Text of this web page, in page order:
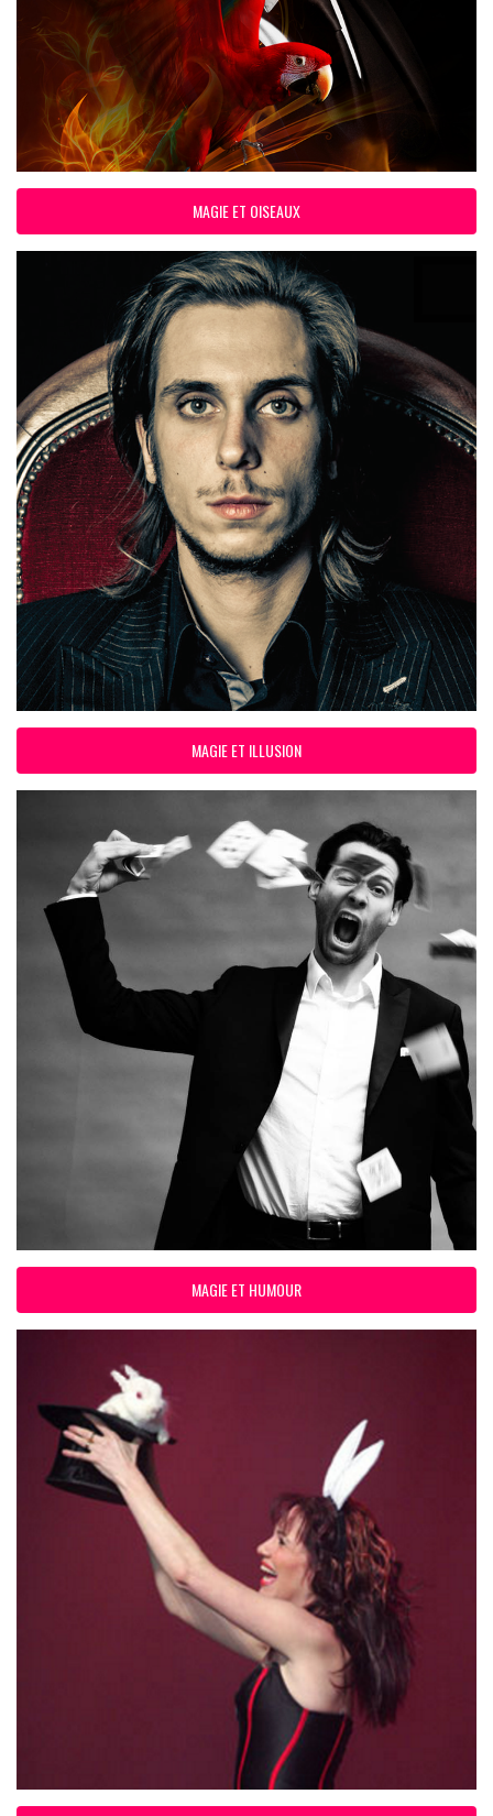
MAGIE ET OISEAUX
MAGIE ET ILLUSION
MAGIE ET HUMOUR